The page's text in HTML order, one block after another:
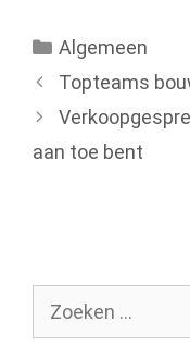
Categorieën
Algemeen
Topteams
aan toe bent
naar: